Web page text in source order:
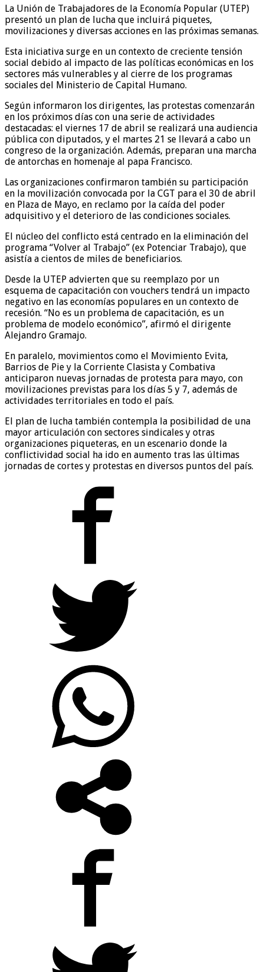
La Unión de Trabajadores de la Economía Popular (UTEP)
presentó un plan de lucha que incluirá piquetes,
movilizaciones y diversas acciones en las próximas semanas.
Esta iniciativa surge en un contexto de creciente tensión
social debido al impacto de las políticas económicas en los
sectores más vulnerables y al cierre de los programas
sociales del Ministerio de Capital Humano.
Según informaron los dirigentes, las protestas comenzarán
en los próximos días con una serie de actividades
destacadas: el viernes 17 de abril se realizará una audiencia
pública con diputados, y el martes 21 se llevará a cabo un
congreso de la organización. Además, preparan una marcha
de antorchas en homenaje al papa Francisco.
Las organizaciones confirmaron también su participación
en la movilización convocada por la CGT para el 30 de abril
en Plaza de Mayo, en reclamo por la caída del poder
adquisitivo y el deterioro de las condiciones sociales.
El núcleo del conflicto está centrado en la eliminación del
programa “Volver al Trabajo” (ex Potenciar Trabajo), que
asistía a cientos de miles de beneficiarios.
Desde la UTEP advierten que su reemplazo por un
esquema de capacitación con vouchers tendrá un impacto
negativo en las economías populares en un contexto de
recesión. “No es un problema de capacitación, es un
problema de modelo económico”, afirmó el dirigente
Alejandro Gramajo.
En paralelo, movimientos como el Movimiento Evita,
Barrios de Pie y la Corriente Clasista y Combativa
anticiparon nuevas jornadas de protesta para mayo, con
movilizaciones previstas para los días 5 y 7, además de
actividades territoriales en todo el país.
El plan de lucha también contempla la posibilidad de una
mayor articulación con sectores sindicales y otras
organizaciones piqueteras, en un escenario donde la
conflictividad social ha ido en aumento tras las últimas
jornadas de cortes y protestas en diversos puntos del país.